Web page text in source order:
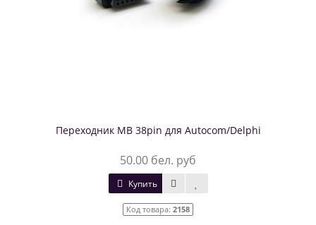
Переходник MB 38pin для Autocom/Delphi
50.00 бел. руб
Купить
Код товара: 2158